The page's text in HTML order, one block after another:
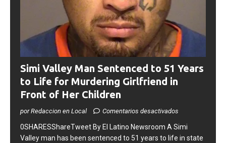
Simi Valley Man Sentenced to 51 Years
to Life for Murdering Girlfriend in
Front of Her Children
por Redaccion en Local
0SHARESShareTweet ​By El Latino Newsroom ​A Simi